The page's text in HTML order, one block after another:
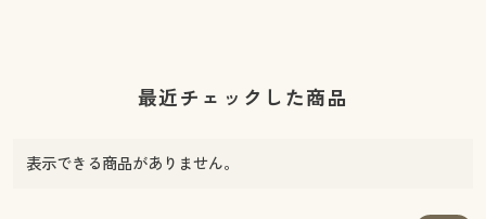
最近チェックした商品
表示できる商品がありません。